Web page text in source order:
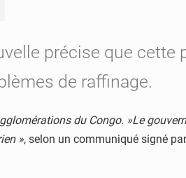
précise que cette
de raffinage.
du Congo. »Le
», selon un communiqué signé